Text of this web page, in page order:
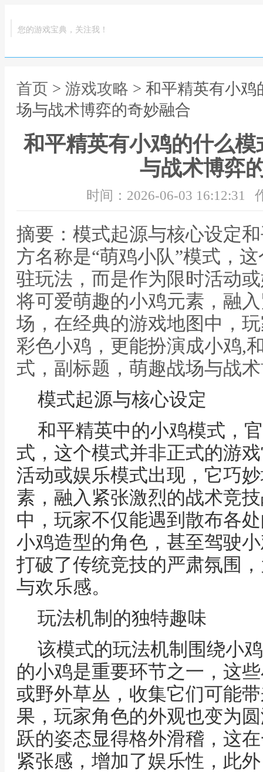
您的游戏宝典，关注我！
首页 > 游戏攻略 > 和平精英有小
场与战术博弈的奇妙融合
和平精英有小鸡的什么
与战术博弈
时间：2026-06-03 16:12:31
摘要：模式起源与核心设定
方名称是“萌鸡小队”模式，
驻玩法，而是作为限时活动
将可爱萌趣的小鸡元素，融
场，在经典的游戏地图中，
彩色小鸡，更能扮演成小鸡,
式，副标题，萌趣战场与战
模式起源与核心设定
和平精英中的小鸡模式，
式，这个模式并非正式的游
活动或娱乐模式出现，它巧
素，融入紧张激烈的战术竞
中，玩家不仅能遇到散布各
小鸡造型的角色，甚至驾驶
打破了传统竞技的严肃氛围
与欢乐感。
玩法机制的独特趣味
该模式的玩法机制围绕小
的小鸡是重要环节之一，这
或野外草丛，收集它们可能
果，玩家角色的外观也变为
跃的姿态显得格外滑稽，这
紧张感，增加了娱乐性，此